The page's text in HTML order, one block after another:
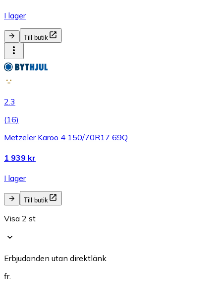
I lager
Till butik
2.3
(16)
Metzeler Karoo 4 150/70R17 69Q
1 939 kr
I lager
Till butik
Visa 2 st
Erbjudanden utan direktlänk
fr.